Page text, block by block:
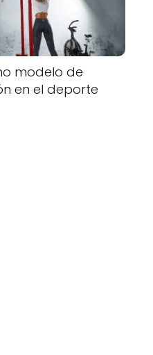
modelo de
en el deporte